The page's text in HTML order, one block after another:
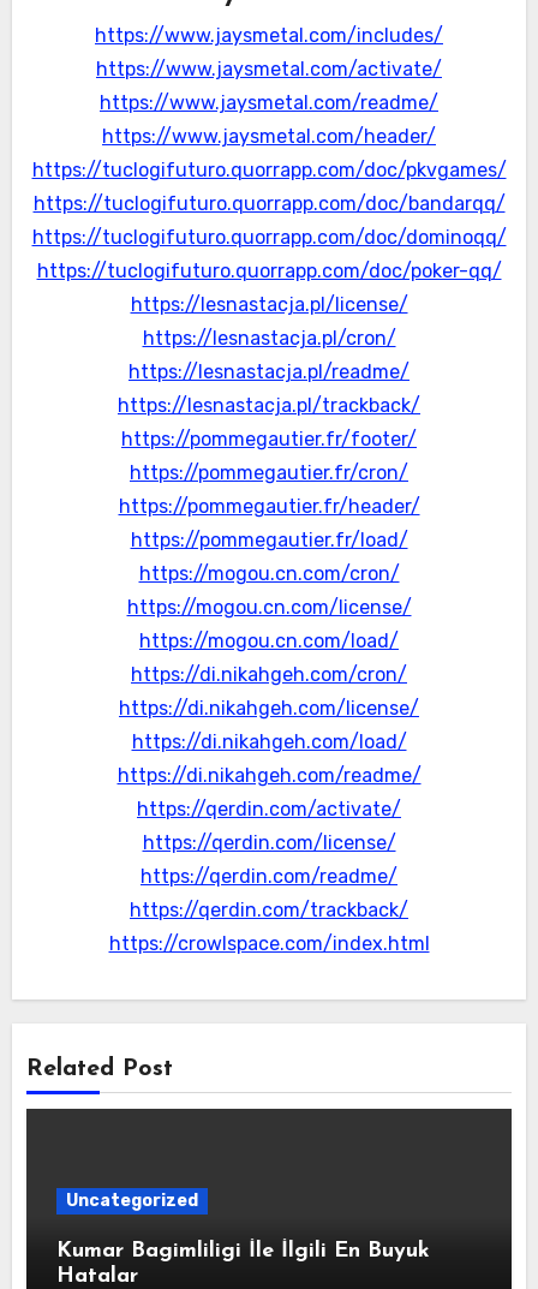
https://www.jaysmetal.com/includes/
https://www.jaysmetal.com/activate/
https://www.jaysmetal.com/readme/
https://www.jaysmetal.com/header/
https://tuclogifuturo.quorrapp.com/doc/pkvgames/
https://tuclogifuturo.quorrapp.com/doc/bandarqq/
https://tuclogifuturo.quorrapp.com/doc/dominoqq/
https://tuclogifuturo.quorrapp.com/doc/poker-qq/
https://lesnastacja.pl/license/
https://lesnastacja.pl/cron/
https://lesnastacja.pl/readme/
https://lesnastacja.pl/trackback/
https://pommegautier.fr/footer/
https://pommegautier.fr/cron/
https://pommegautier.fr/header/
https://pommegautier.fr/load/
https://mogou.cn.com/cron/
https://mogou.cn.com/license/
https://mogou.cn.com/load/
https://di.nikahgeh.com/cron/
https://di.nikahgeh.com/license/
https://di.nikahgeh.com/load/
https://di.nikahgeh.com/readme/
https://qerdin.com/activate/
https://qerdin.com/license/
https://qerdin.com/readme/
https://qerdin.com/trackback/
https://crowlspace.com/index.html
Related Post
Uncategorized
Kumar Bagimliligi İle İlgili En Buyuk
Hatalar